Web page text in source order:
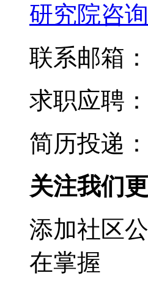
研究院咨询
联系邮箱：
求职应聘
简历投递：
关注我们
添加社区
在掌握